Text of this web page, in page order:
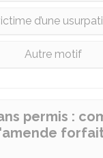
d’une
Autre motif
permis :